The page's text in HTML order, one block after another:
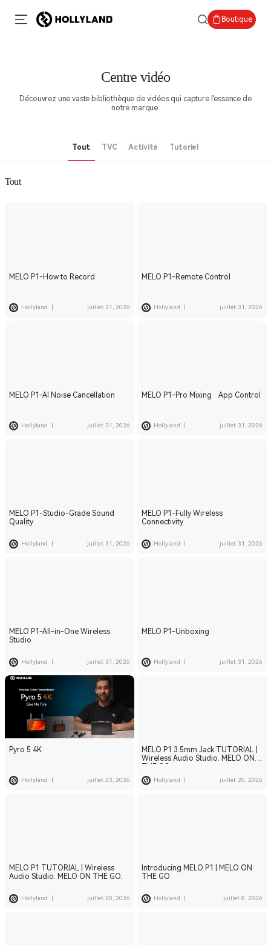
Boutique
Centre vidéo
Découvrez une vaste bibliothèque de vidéos qui capture l'essence de
notre marque.
Tout TVC Activité Tutoriel
Tout
MELO P1-How to Record
Hollyland | juillet 31, 2026
MELO P1-Remote Control
Hollyland | juillet 31, 2026
MELO P1-AI Noise Cancellation
Hollyland | juillet 31, 2026
MELO P1-Pro Mixing · App Control
Hollyland | juillet 31, 2026
MELO P1-Studio-Grade Sound
Quality
Hollyland | juillet 31, 2026
MELO P1-Fully Wireless
Connectivity
Hollyland | juillet 31, 2026
MELO P1-All-in-One Wireless
Studio
Hollyland | juillet 31, 2026
MELO P1-Unboxing
Hollyland | juillet 31, 2026
Pyro 5 4K
Hollyland | juillet 23, 2026
MELO P1 3.5mm Jack TUTORIAL |
Wireless Audio Studio. MELO ON
Hollyland | juillet 20, 2026
MELO P1 TUTORIAL | Wireless
Audio Studio. MELO ON THE GO.
Hollyland | juillet 20, 2026
Introducing MELO P1 | MELO ON
THE GO
Hollyland | juillet 8, 2026